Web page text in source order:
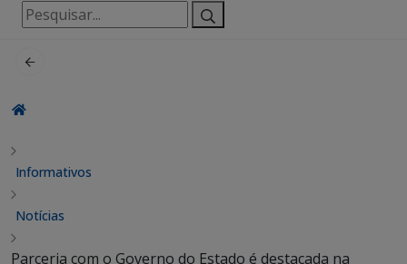
Pesquisar
por:
Informativos
Notícias
Parceria com o Governo do Estado é destacada na